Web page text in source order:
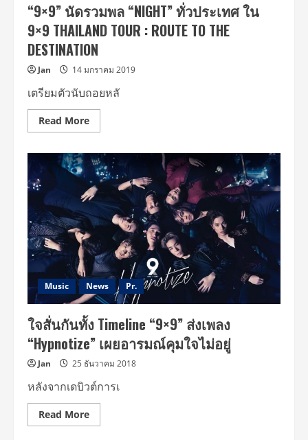
“9×9” นัดรวมพล “NIGHT” ทั่วประเทศ ใน
9×9 THAILAND TOUR : ROUTE TO THE
DESTINATION
Jan 14 มกราคม 2019
เตรียมตัวนับถอยหลั
Read MoreRead
more
นัด
รวม
พล
“NIGHT”
ทั่ว
ประเทศ
ใน
9×9
THAILAND
TOUR
:
ROUTE
TO
THE
DESTINATION
Music News Pr.
ใจสั่นกันทั้ง Timeline “9×9” ส่งเพลง
“Hypnotize” เผยอารมณ์คุมใจไม่อยู่
Jan 25 ธันวาคม 2018
หลังจากเดบิวต์การเ
Read MoreRead
more